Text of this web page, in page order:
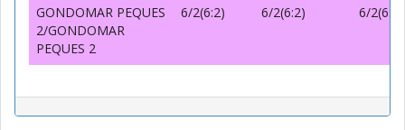
GONDOMAR PEQUES
2/GONDOMAR
PEQUES 2
6/2(6:2) 6/2(6:2) 6/2(6:2)